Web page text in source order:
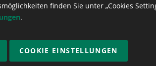
finden Sie unter „Cookies
.
COOKIE EINSTELLUNGEN